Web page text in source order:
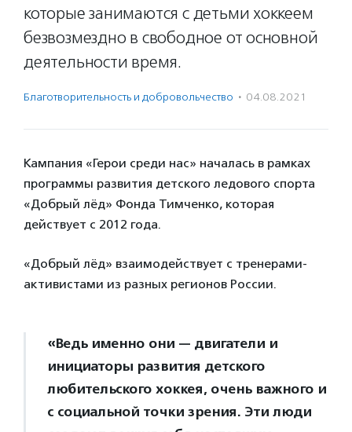
которые занимаются с детьми хоккеем
безвозмездно в свободное от основной
деятельности время.
Благотвори­тель­ность и доброволь­чест­во · 04.08.2021
Кампания «Герои среди нас» началась в рамках
программы развития детского ледового спорта
«Добрый лёд» Фонда Тимченко, которая
действует с 2012 года.
«Добрый лёд» взаимодействует с тренерами-
активистами из разных регионов России.
«Ведь именно они — двигатели и
инициаторы развития детского
любительского хоккея, очень важного и
с социальной точки зрения. Эти люди